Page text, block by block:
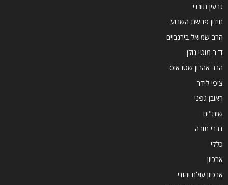
גרעין תורני
חידון פרשת השבוע
הרב שמואל בירנבוים
ד''ר מוטי גולן
הרב אהרון שטראוס
ציפי לידר
ראובן גפני
שות"ים
דברי תורה
כללי
ארכיון
ארכיון עולם יהודי